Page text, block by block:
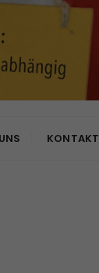
KONTAKT